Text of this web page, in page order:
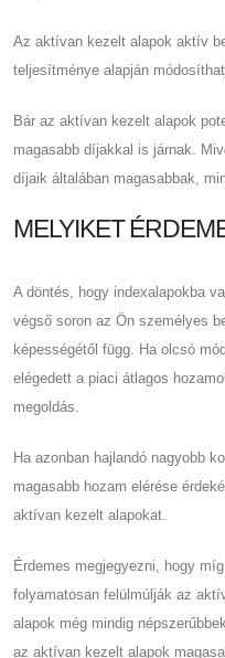
Az aktívan kezelt alapok aktív
teljesítménye alapján
Bár az aktívan kezelt alapok
magasabb díjakkal is járnak.
díjaik általában magasabbak,
MELYIKET
A döntés, hogy indexalapokba
végső soron az Ön személyes
képességétől függ. Ha olcsó
elégedett a piaci átlagos
megoldás.
Ha azonban hajlandó nagyobb
magasabb hozam elérése
aktívan kezelt alapokat.
Érdemes megjegyezni, hogy
folyamatosan felülmúlják az
alapok még mindig
az aktívan kezelt alapok